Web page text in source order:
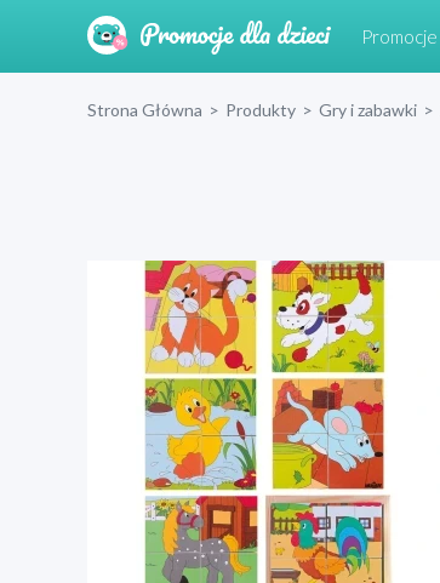
Promocje
Strona Główna > Produkty > Gry i zabawki >